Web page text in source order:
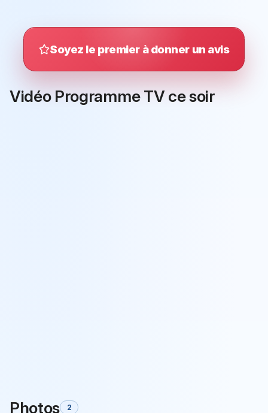
Soyez le premier à donner un avis
Vidéo Programme TV ce soir
Photos 2